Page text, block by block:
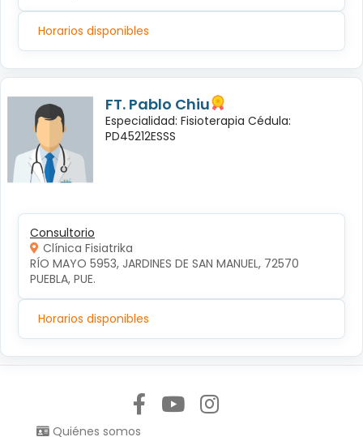
Horarios disponibles
FT. Pablo Chiu
Especialidad: Fisioterapia Cédula:
PD45212ESSS
Consultorio
Clínica Fisiatrika
RÍO MAYO 5953, JARDINES DE SAN MANUEL, 72570
PUEBLA, PUE.
Horarios disponibles
Quiénes somos